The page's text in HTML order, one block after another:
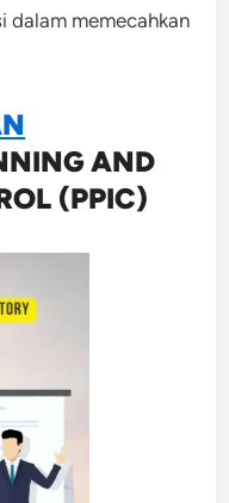
dalam memecahkan
AND
(PPIC)